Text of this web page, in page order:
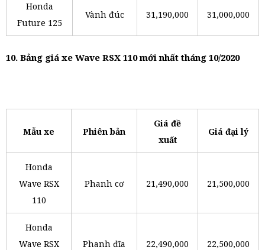
Honda
Future 125
Vành đúc 31,190,000 31,000,000
10. Bảng giá xe Wave RSX 110 mới nhất tháng 10/2020
Mẫu xe Phiên bản
Giá đề
xuất
Giá đại lý
Honda
Wave RSX
110
Phanh cơ 21,490,000 21,500,000
Honda
Wave RSX
Phanh đĩa 22,490,000 22,500,000